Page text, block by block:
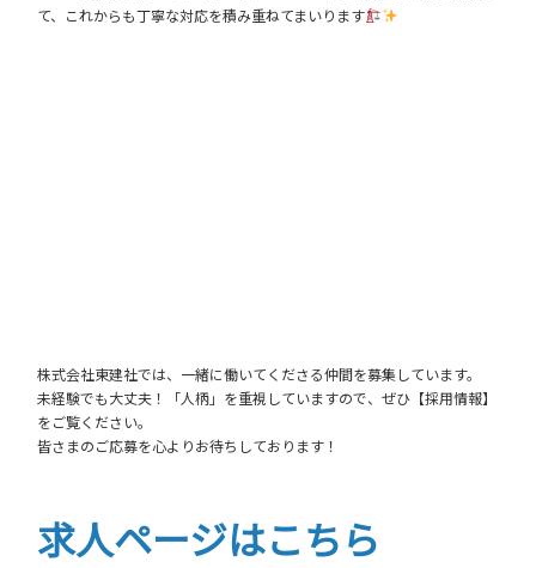
て、これからも丁寧な対応を積み重ねてまいります
株式会社東建社では、一緒に働いてくださる仲間を募集しています。
未経験でも大丈夫！「人柄」を重視していますので、ぜひ【採用情報】
をご覧ください。
皆さまのご応募を心よりお待ちしております！
求人ページはこちら